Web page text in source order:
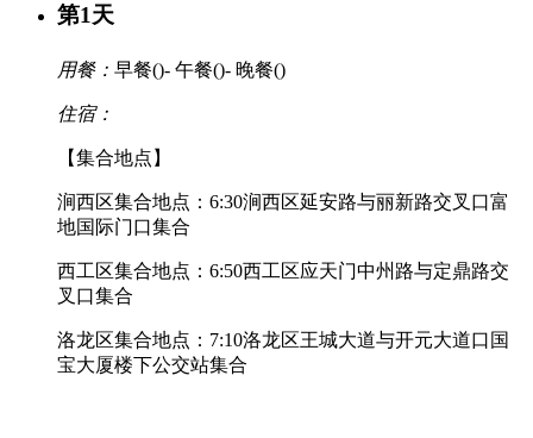
第1天
用餐： 早餐()- 午餐()- 晚餐()
住宿：
【集合地点】
涧西区集合地点：6:30涧西区延安路与丽新路交叉口富
地国际门口集合
西工区集合地点：6:50西工区应天门中州路与定鼎路交
叉口集合
洛龙区集合地点：7:10洛龙区王城大道与开元大道口国
宝大厦楼下公交站集合